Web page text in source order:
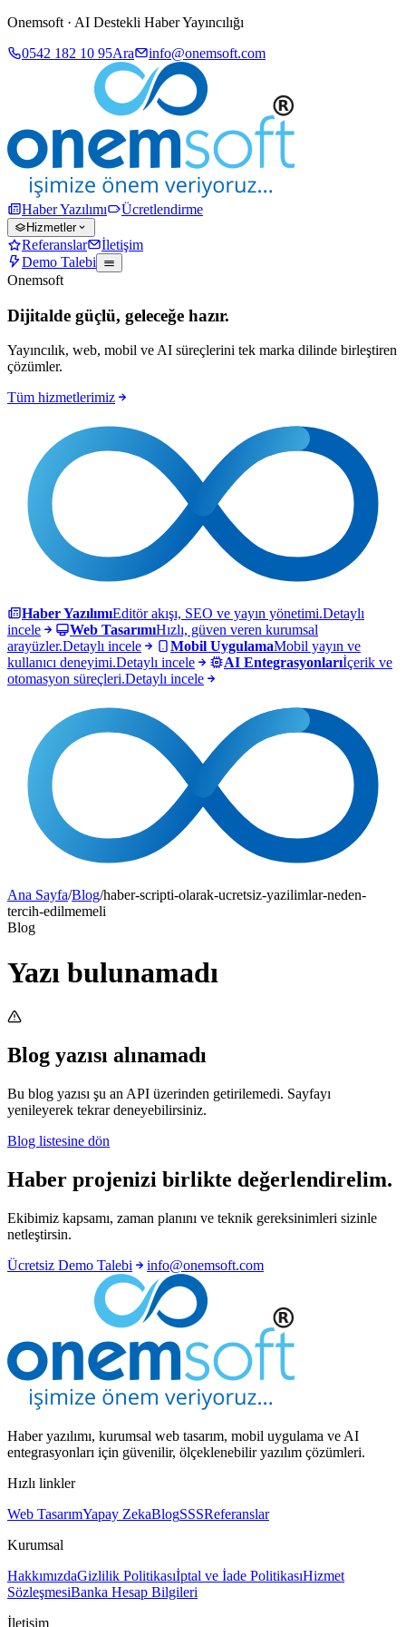
Onemsoft · AI Destekli Haber Yayıncılığı
0542 182 10 95Ara info@onemsoft.com
Haber Yazılımı Ücretlendirme
Hizmetler
Referanslar
İletişim
Demo Talebi
Onemsoft
Dijitalde güçlü, geleceğe hazır.
Yayıncılık, web, mobil ve AI süreçlerini tek marka dilinde birleştiren
çözümler.
Tüm hizmetlerimiz
Haber YazılımıEditör akışı, SEO ve yayın yönetimi.Detaylı
incele
Web TasarımıHızlı, güven veren kurumsal
arayüzler.Detaylı incele Mobil UygulamaMobil yayın ve
kullanıcı deneyimi.Detaylı incele AI Entegrasyonlarıİçerik ve
otomasyon süreçleri.Detaylı incele
Ana Sayfa/Blog/haber-scripti-olarak-ucretsiz-yazilimlar-neden-
tercih-edilmemeli
Blog
Yazı bulunamadı
Blog yazısı alınamadı
Bu blog yazısı şu an API üzerinden getirilemedi. Sayfayı
yenileyerek tekrar deneyebilirsiniz.
Blog listesine dön
Haber projenizi birlikte değerlendirelim.
Ekibimiz kapsamı, zaman planını ve teknik gereksinimleri sizinle
netleştirsin.
Ücretsiz Demo Talebi
info@onemsoft.com
Haber yazılımı, kurumsal web tasarım, mobil uygulama ve AI
entegrasyonları için güvenilir, ölçeklenebilir yazılım çözümleri.
Hızlı linkler
Web TasarımYapay ZekaBlogSSSReferanslar
Kurumsal
HakkımızdaGizlilik Politikasıİptal ve İade PolitikasıHizmet
SözleşmesiBanka Hesap Bilgileri
İletişim